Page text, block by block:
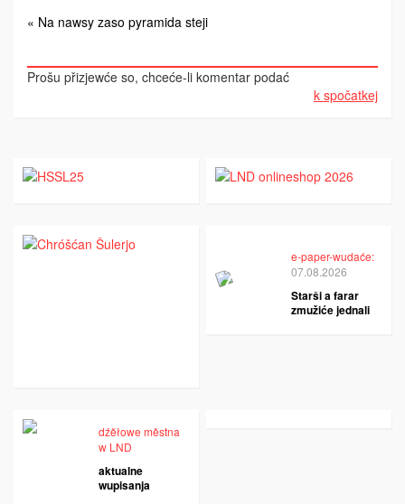
« Na nawsy zaso pyramida steji
Prošu přizjewće so, chceće-li komentar podać
k spočatkej
e-paper-wudaće:
07.08.2026
Starši a farar
zmužiće jednali
dźěłowe městna
w LND
aktualne
wupisanja